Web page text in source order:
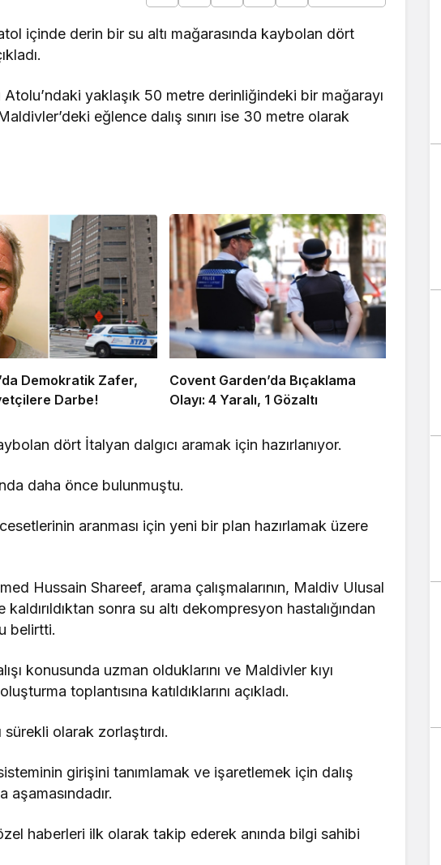
içinde derin bir su altı mağarasında kaybolan dört
yaklaşık 50 metre derinliğindeki bir mağarayı
eğlence dalış sınırı ise 30 metre olarak
Demokratik Zafer,
Darbe!
Covent Garden’da Bıçaklama
Olayı: 4 Yaralı, 1 Gözaltı
daha önce bulunmuştu.
aranması için yeni bir plan hazırlamak üzere
Hussain Shareef, arama çalışmalarının, Maldiv Ulusal
sonra su altı dekompresyon hastalığından
belirtti.
konusunda uzman olduklarını ve Maldivler kıyı
toplantısına katıldıklarını açıkladı.
olarak zorlaştırdı.
girişini tanımlamak ve işaretlemek için dalış
aşamasındadır.
haberleri ilk olarak takip ederek anında bilgi sahibi